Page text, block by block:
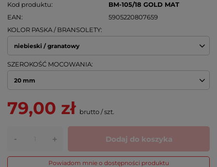
Kod produktu
BM-105/18 GOLD MAT
EAN
5905220807659
KOLOR PASKA / BRANSOLETY
niebieski / granatowy
SZEROKOŚĆ MOCOWANIA
20 mm
79,00 zł brutto/szt.
- + Dodaj do koszyka
Powiadom mnie o dostępności produktu